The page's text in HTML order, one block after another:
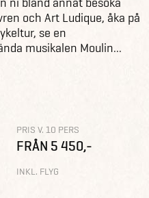
och Art Ludique, åka på
se en
musikalen Moulin...
PRIS V. 10 PERS
FRÅN 5 450,-
INKL. FLYG